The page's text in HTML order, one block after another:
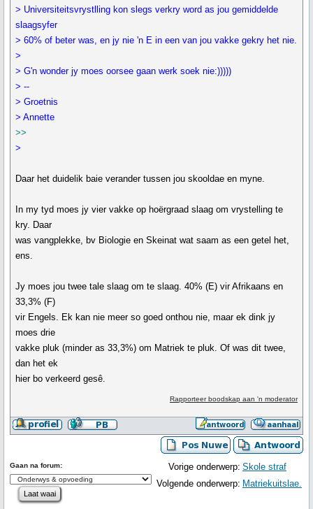
> Universiteitsvrystlling kon slegs verkry word as jou gemiddelde
slaagsyfer
> 60% of beter was, en jy nie 'n E in een van jou vakke gekry het nie.
>
> G'n wonder jy moes oorsee gaan werk soek nie:)))))
> --
> Groetnis
> Annette
>>
>
Daar het duidelik baie verander tussen jou skooldae en myne.
In my tyd moes jy vier vakke op hoërgraad slaag om vrystelling te
kry. Daar
was vangplekke, bv Biologie en Skeinat wat saam as een getel het,
ens.
Jy moes jou twee tale slaag om te slaag. 40% (E) vir Afrikaans en
33,3% (F)
vir Engels. Ek kan nie meer so goed onthou nie, maar ek dink jy
moes drie
vakke pluk (minder as 33,3%) om Matriek te pluk. Of was dit twee,
dan het ek
hier bo verkeerd gesê.
Rapporteer boodskap aan 'n moderator
Vorige onderwerp: Skole straf
Volgende onderwerp: Matriekuitslae.
Gaan na forum: